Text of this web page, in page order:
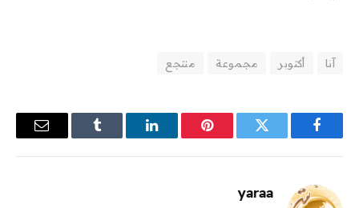
آنا أكتوبر مجموعة منتجع
فيسبوك تويتر بينتيريستلينكدإن Tumblr
البريد
yaraa